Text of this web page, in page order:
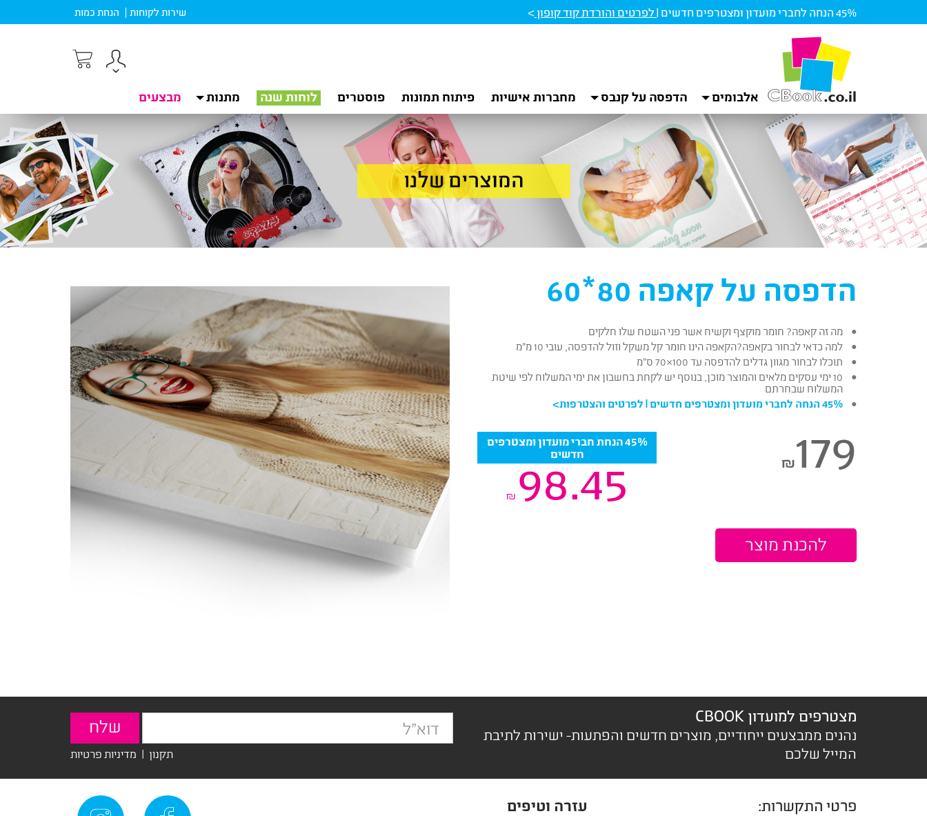
45% הנחה לחברי מועדון ומצטרפים חדשים | לפרטים והורדת קוד קופון> שירות לקוחות הנחת כמות
אלבומים הדפסה על קנבס מחברות אישיות פיתוח תמונות פוסטרים לוחות שנה מתנות מבצעים
הדפסה על קאפה 80*60
מה זה קאפה? חומר מוקצף וקשיח אשר פני השטח שלו חלקים
למה כדאי לבחור בקאפה?הקאפה הינו חומר קל משקל וזול להדפסה, עובי 10 מ”מ
תוכלו לבחור מגוון גדלים להדפסה עד 100×70 ס”מ
10 ימי עסקים מלאים והמוצר מוכן, בנוסף יש לקחת בחשבון את ימי המשלוח לפי שיטת
המשלוח שבחרתם
45% הנחה לחברי מועדון ומצטרפים חדשים |
לפרטים והצטרפות>
179
₪
45% הנחת חברי מועדון ומצטרפים
חדשים
98.45
₪
מצטרפים למועדון CBOOK
נהנים ממבצעים ייחודיים, מוצרים חדשים והפתעות- ישירות לתיבת
המייל שלכם
תקנון | מדיניות פרטיות
פרטי התקשרות: עזרה וטיפים